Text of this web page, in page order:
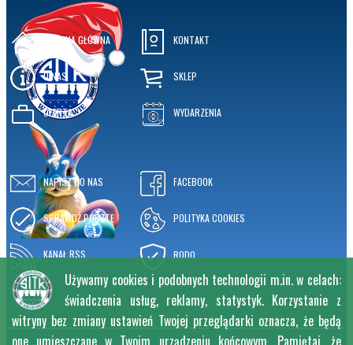
STRONA GŁÓWNA
O NAS
OFERTA
KONTAKT
SKLEP
WYDARZENIA
NAPISZ DO NAS
SPRAWDŹ POCZTĘ
KANAŁ RSS
FACEBOOK
POLITYKA COOKIES
RODO
Używamy cookies i podobnych technologii m.in. w celach:
świadczenia usług, reklamy, statystyk. Korzystanie z
witryny bez zmiany ustawień Twojej przeglądarki oznacza, że będą
one umieszczane w Twoim urządzeniu końcowym. Pamiętaj, że